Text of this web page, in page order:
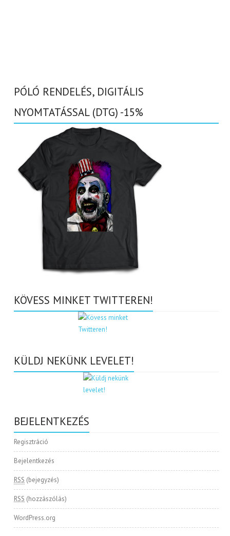
PÓLÓ RENDELÉS, DIGITÁLIS
NYOMTATÁSSAL (DTG) -15%
KÖVESS MINKET TWITTEREN!
KÜLDJ NEKÜNK LEVELET!
BEJELENTKEZÉS
Regisztráció
Bejelentkezés
RSS (bejegyzés)
RSS (hozzászólás)
WordPress.org